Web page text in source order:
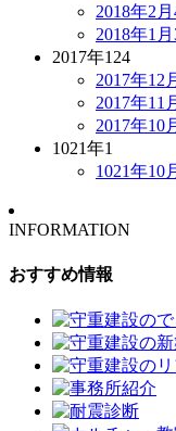
2018年2月
2018年1月
2017年124
2017年12
2017年11
2017年10
1021年1
1021年10
INFORMATION
おすすめ情報